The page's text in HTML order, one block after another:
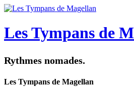
Les Tympans de
Rythmes nomades.
Les Tympans de Magellan